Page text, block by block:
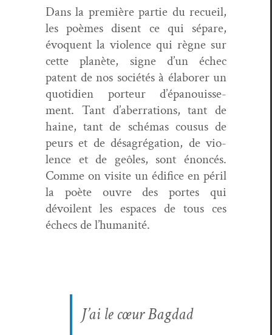
Dans la pre­mière par­tie du recueil,
les poèmes dis­ent ce qui sépare,
évo­quent la vio­lence qui règne sur
cette planète, signe d’un échec
patent de nos sociétés à éla­bor­er un
quo­ti­di­en por­teur d’é­panouisse­
ment. Tant d’aberrations, tant de
haine, tant de sché­mas cousus de
peurs et de désagré­ga­tion, de vio­
lence et de geôles, sont énon­cés.
Comme on vis­ite un édi­fice en péril
la poète ouvre des portes qui
dévoilent les espaces de tous ces
échecs de l’humanité.
J’ai le cœur Bagdad